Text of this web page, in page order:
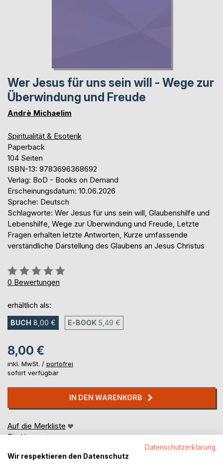
Wer Jesus für uns sein will - Wege zur
Überwindung und Freude
Andrè Michaelim
Spiritualität & Esoterik
Paperback
104 Seiten
ISBN-13: 9783696368692
Verlag: BoD - Books on Demand
Erscheinungsdatum: 10.06.2026
Sprache: Deutsch
Schlagworte: Wer Jesus für uns sein will, Glaubenshilfe und
Lebenshilfe, Wege zur Überwindung und Freude, Letzte
Fragen erhalten letzte Antworten, Kurze umfassende
verständliche Darstellung des Glaubens an Jesus Christus
Bewertung::
0%
0 Bewertungen
erhältlich als:
BUCH 8,00 € E-BOOK 5,49 €
8,00 €
inkl. MwSt. / portofrei
sofort verfügbar
IN DEN WARENKORB
Auf die Merkliste
Titel bewerten
Datenschutzerklärung
Wir respektieren den Datenschutz